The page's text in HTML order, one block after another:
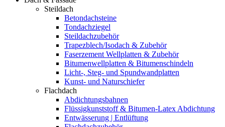
Steildach
Betondachsteine
Tondachziegel
Steildachzubehör
Trapezblech/Isodach & Zubehör
Faserzement Wellplatten & Zubehör
Bitumenwellplatten & Bitumenschindeln
Licht-, Steg- und Spundwandplatten
Kunst- und Naturschiefer
Flachdach
Abdichtungsbahnen
Flüssigkunststoff & Bitumen-Latex Abdichtung
Entwässerung | Entlüftung